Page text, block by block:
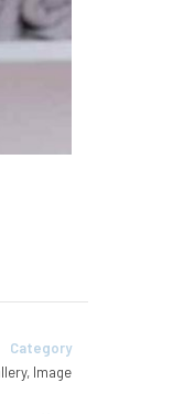
Category
Image